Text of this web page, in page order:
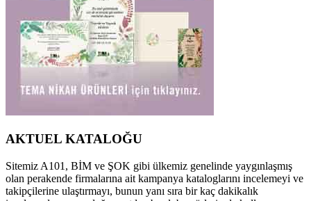
AKTUEL KATALOĞU
Sitemiz A101, BİM ve ŞOK gibi ülkemiz genelinde yaygınlaşmış
olan perakende firmalarına ait kampanya kataloglarını incelemeyi ve
takipçilerine ulaştırmayı, bunun yanı sıra bir kaç dakikalık